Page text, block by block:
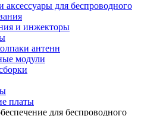
для беспроводного
и инжекторы
антенн
модули
платы